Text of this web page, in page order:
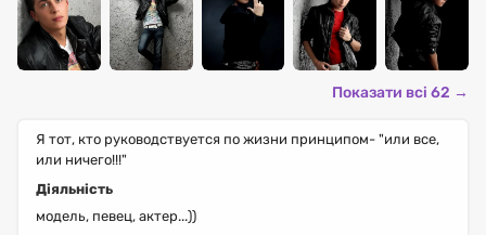
Показати всі 62 →
Я тот, кто руководствуется по жизни принципом- "или все,
или ничего!!!"
Діяльність
модель, певец, актер...))